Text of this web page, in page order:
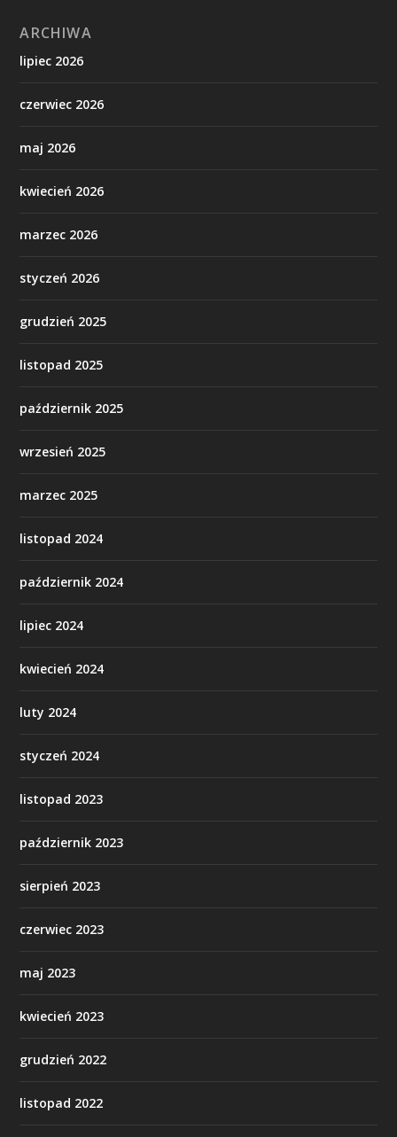
ARCHIWA
lipiec 2026
czerwiec 2026
maj 2026
kwiecień 2026
marzec 2026
styczeń 2026
grudzień 2025
listopad 2025
październik 2025
wrzesień 2025
marzec 2025
listopad 2024
październik 2024
lipiec 2024
kwiecień 2024
luty 2024
styczeń 2024
listopad 2023
październik 2023
sierpień 2023
czerwiec 2023
maj 2023
kwiecień 2023
grudzień 2022
listopad 2022